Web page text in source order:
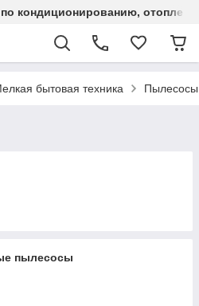
кондиционированию,
бытовая техника Пылесосы
пылесосы